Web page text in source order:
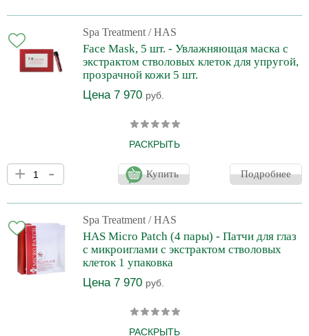
Молочко Spa Treatment HAS Cleansing Milk Aging-Care Series
придает коже здоровый, сияющий вид.
Spa Treatment / HAS
Face Mask, 5 шт. - Увлажняющая маска с
экстрактом стволовых клеток для упругой,
прозрачной кожи 5 шт.
Цена 7 970 руб.
РАСКРЫТЬ
Японская маска для лица Spa Treatment HAS Face Mask
пропитана 25 мл сыворотки, содержащей инновационные
косметические ингредиенты, которые активно борются с
прозрачной. Антивозрастная маска насыщает клетки влагой,
способствует уменьшению отеков, стимулирует процессы
регенерации, уплотняет кожу и улучшает цвет лица. А легкий
аромат эфирного масла розы центифолии позволяет
полностью рассла
+ - Купить Подробнее
Spa Treatment / HAS
HAS Micro Patch (4 пары) - Патчи для глаз
с микроиглами с экстрактом стволовых
клеток 1 упаковка
Цена 7 970 руб.
РАСКРЫТЬ